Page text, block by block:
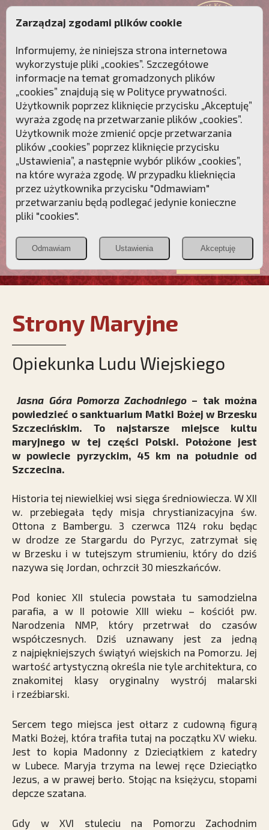
Przebudźmy sumienia Polaków!
Polonia
Christiana
PCh24.pl
Przymierze
POZNAJ APOSTOLAT FATIMY WESPRZYJ
NAS
Strony Maryjne
Opiekunka Ludu Wiejskiego
Jasna Góra Pomorza Zachodniego – tak można
powiedzieć o sanktuarium Matki Bożej w Brzesku
Szczecińskim. To najstarsze miejsce kultu
maryjnego w tej części Polski. Położone jest
w powiecie pyrzyckim, 45 km na południe od
Szczecina.
Historia tej niewielkiej wsi sięga średniowiecza. W XII
w. przebiegała tędy misja chrystianizacyjna św.
Ottona z Bambergu. 3 czerwca 1124 roku będąc
w drodze ze Stargardu do Pyrzyc, zatrzymał się
w Brzesku i w tutejszym strumieniu, który do dziś
nazywa się Jordan, ochrzcił 30 mieszkańców.
Pod koniec XII stulecia powstała tu samodzielna
parafia, a w II połowie XIII wieku – kościół pw.
Narodzenia NMP, który przetrwał do czasów
współczesnych. Dziś uznawany jest za jedną
z najpiękniejszych świątyń wiejskich na Pomorzu. Jej
wartość artystyczną określa nie tyle architektura, co
znakomitej klasy oryginalny wystrój malarski
i rzeźbiarski.
Sercem tego miejsca jest ołtarz z cudowną figurą
Matki Bożej, która trafiła tutaj na początku XV wieku.
Jest to kopia Madonny z Dzieciątkiem z katedry
w Lubece. Maryja trzyma na lewej ręce Dzieciątko
Jezus, a w prawej berło. Stojąc na księżycu, stopami
depcze szatana.
Gdy w XVI stuleciu na Pomorzu Zachodnim
Zarządzaj zgodami plików cookie
Informujemy, że niniejsza strona internetowa
wykorzystuje pliki „cookies”. Szczegółowe
informacje na temat gromadzonych plików
„cookies” znajdują się w Polityce prywatności.
Użytkownik poprzez kliknięcie przycisku „Akceptuję”
wyraża zgodę na przetwarzanie plików „cookies”.
Użytkownik może zmienić opcje przetwarzania
plików „cookies” poprzez kliknięcie przycisku
„Ustawienia”, a następnie wybór plików „cookies”,
na które wyraża zgodę. W przypadku klieknięcia
przez użytkownika przycisku "Odmawiam"
przetwarzaniu będą podlegać jedynie konieczne
pliki "cookies".
Odmawiam Ustawienia Akceptuję